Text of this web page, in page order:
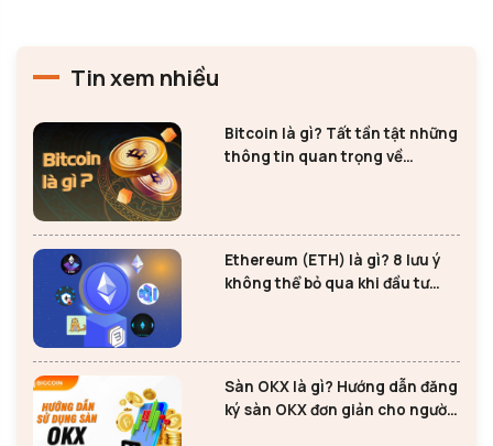
Tin xem nhiều
Bitcoin là gì? Tất tần tật những
thông tin quan trọng về
Ethereum (ETH) là gì? 8 lưu ý
không thể bỏ qua khi đầu tư
Sàn OKX là gì? Hướng dẫn đăng
ký sàn OKX đơn giản cho người